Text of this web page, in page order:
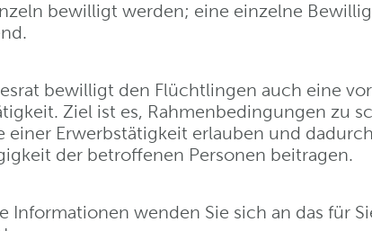
bewilligt werden; eine einzelne
bewilligt den Flüchtlingen auch eine
Ziel ist es, Rahmenbedingungen zu
einer Erwerbstätigkeit erlauben und
der betroffenen Personen beitragen.
Informationen wenden Sie sich an das für